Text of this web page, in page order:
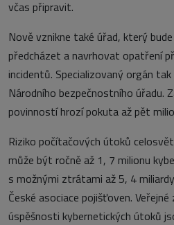
včas připravit.
Nově vznikne také úřad, který
předcházet a navrhovat opatření
incidentů. Specializovaný orgán
Národního bezpečnostního úřadu.
povinností hrozí pokuta až pět
Riziko počítačových útoků
může být ročně až 1, 7 milionu
s možnými ztrátami až 5, 4
České asociace pojišťoven.
úspěšnosti kybernetických útoků